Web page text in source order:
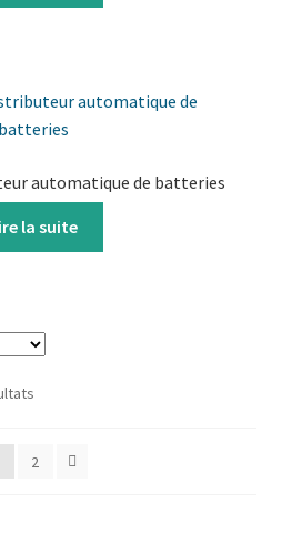
automatique de batteries
la suite
2